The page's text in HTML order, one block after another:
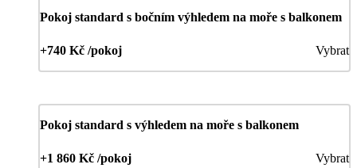
Pokoj standard s bočním výhledem na moře s balkonem
+740 Kč /pokoj Vybrat
Pokoj standard s výhledem na moře s balkonem
+1 860 Kč /pokoj Vybrat